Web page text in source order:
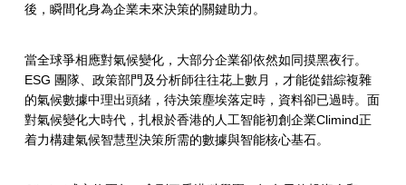
n
d
：
後，瞬間化身為企業未來決策的關鍵助力。
當全球爭相應對氣候變化，大部分企業卻依然如同摸黑夜行。
ESG 團隊、政策部門及分析師往往花上數月，才能從錯綜複雜
的氣候數據中理出頭緒，待決策塵埃落定時，資料卻已過時。面
對氣候變化大時代，扎根於香港的人工智能初創企業Climind正
着力構建氣候智慧型決策所需的數據與智能核心基石。